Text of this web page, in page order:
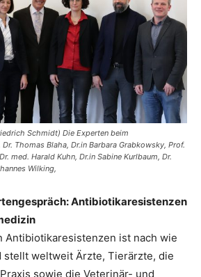
Schmidt) Die Experten beim
Thomas Blaha, Dr.in Barbara Grabkowsky, Prof.
med. Harald Kuhn, Dr.in Sabine Kurlbaum, Dr.
Wilking,
Antibiotikaresistenzen
Antibiotikaresistenzen ist nach wie
stellt weltweit Ärzte, Tierärzte, die
sowie die Veterinär- und